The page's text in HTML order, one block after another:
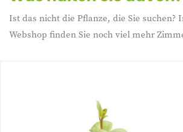
Ist das nicht die Pflanze, die Sie suchen?
Webshop finden Sie noch viel mehr